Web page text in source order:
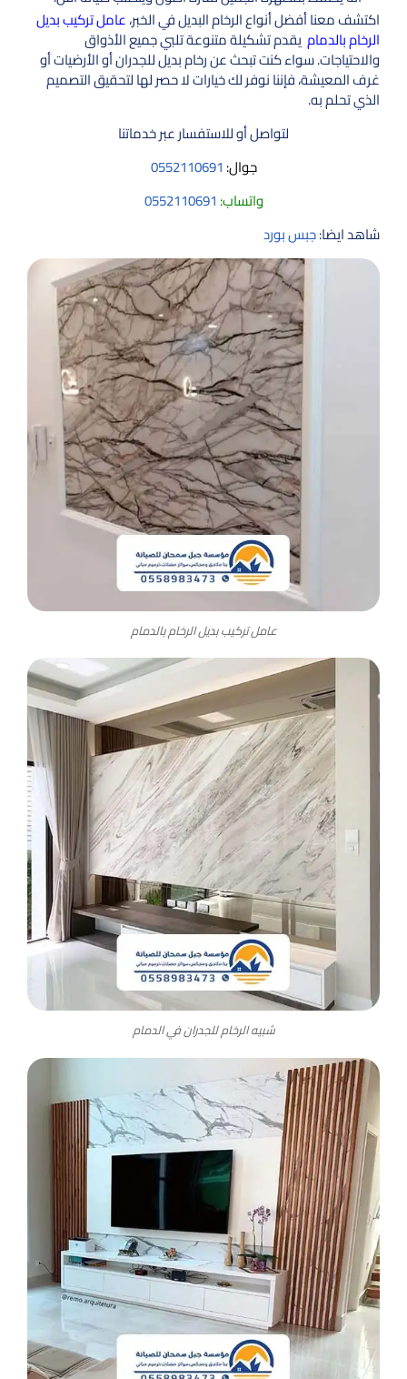
اكتشف معنا أفضل أنواع الرخام البديل في الخبر،عامل تركيب بديل
الرخام بالدمام يقدم تشكيلة متنوعة تلبي جميع الأذواق
والاحتياجات. سواء كنت تبحث عن رخام بديل للجدران أو الأرضيات أو
غرف المعيشة، فإننا نوفر لك خيارات لا حصر لها لتحقيق التصميم
الذي تحلم به.
لتواصل أو للاستفسار عبر خدماتنا
جوال: 0552110691
واتساب: 0552110691
شاهد ايضا:جبس بورد
عامل تركيب بديل الرخام بالدمام
شبيه الرخام للجدران في الدمام